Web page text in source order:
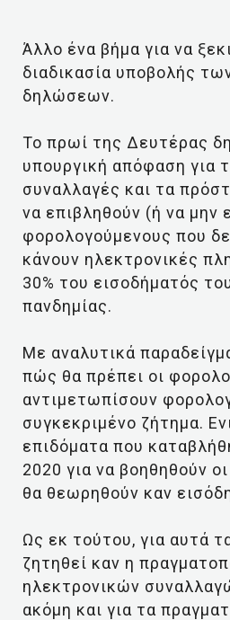
Άλλο ένα βήμα για να
διαδικασία υποβολής
δηλώσεων.
Το πρωί της Δευτέρας
υπουργική απόφαση για
συναλλαγές και τα
να επιβληθούν (ή να μην
φορολογούμενους που
κάνουν ηλεκτρονικές
30% του εισοδήματός
πανδημίας.
Με αναλυτικά
πώς θα πρέπει οι
αντιμετωπίσουν
συγκεκριμένο ζήτημα.
επιδόματα που
2020 για να βοηθηθούν
θα θεωρηθούν καν
Ως εκ τούτου, για αυτά
ζητηθεί καν η
ηλεκτρονικών
ακόμη και για τα